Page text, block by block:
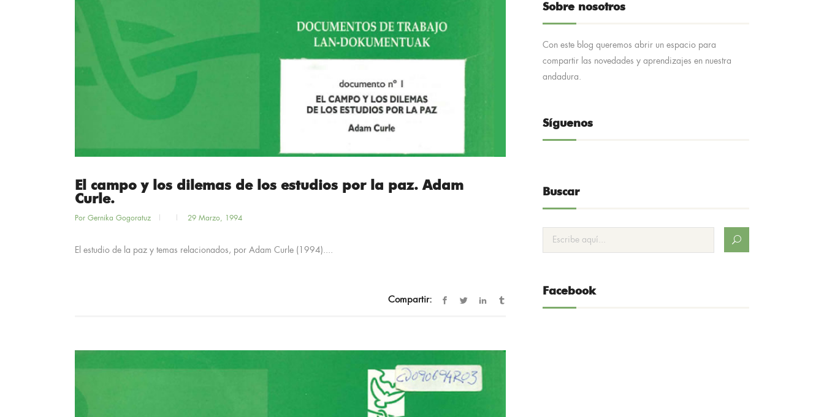
El campo y los dilemas de los estudios por la paz. Adam
Curle.
Por Gernika Gogoratuz 29 Marzo, 1994
El estudio de la paz y temas relacionados, por Adam Curle (1994)....
Compartir:
Sobre nosotros
Con este blog queremos abrir un espacio para
compartir las novedades y aprendizajes en nuestra
andadura.
Síguenos
Buscar
Facebook